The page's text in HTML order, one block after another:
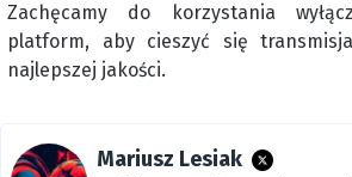
Zachęcamy do korzystania
platform, aby cieszyć się
najlepszej jakości.
Mariusz Lesiak